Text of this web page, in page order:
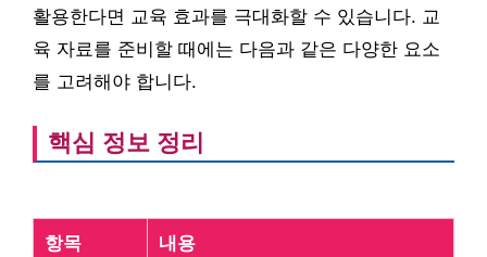
활용한다면 교육 효과를 극대화할 수 있습니다. 교
육 자료를 준비할 때에는 다음과 같은 다양한 요소
를 고려해야 합니다.
핵심 정보 정리
항목 내용